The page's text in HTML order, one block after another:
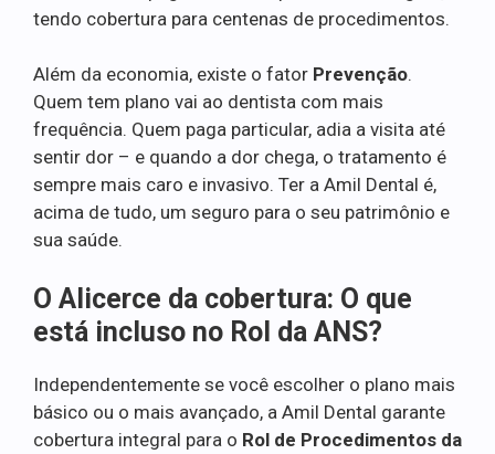
tendo cobertura para centenas de procedimentos.
Além da economia, existe o fator Prevenção.
Quem tem plano vai ao dentista com mais
frequência. Quem paga particular, adia a visita até
sentir dor – e quando a dor chega, o tratamento é
sempre mais caro e invasivo. Ter a Amil Dental é,
acima de tudo, um seguro para o seu patrimônio e
sua saúde.
O Alicerce da cobertura: O que
está incluso no Rol da ANS?
Independentemente se você escolher o plano mais
básico ou o mais avançado, a Amil Dental garante
cobertura integral para o Rol de Procedimentos da